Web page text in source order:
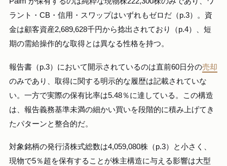
ラント・CB・信用・スワップはいずれもゼロだ（p.3）。資
金は顧客資産2,689,628千円から捻出されており（p.4）、短
期の需給操作的な取得とは異なる性格を持つ。
報告書（p.3）において開示されているのは直前60日分の売却
のみであり、取得に関する明示的な履歴は記載されていな
い。一方で実際の保有比率は5.48％に達している。この構造
は、報告義務基準未満の細かい買いを段階的に積み上げてき
たパターンと整合的だ。
対象銘柄の発行済株式総数は4,059,080株（p.3）と小さく、
現物で5％超を保有することが株主構造に与える影響は大型